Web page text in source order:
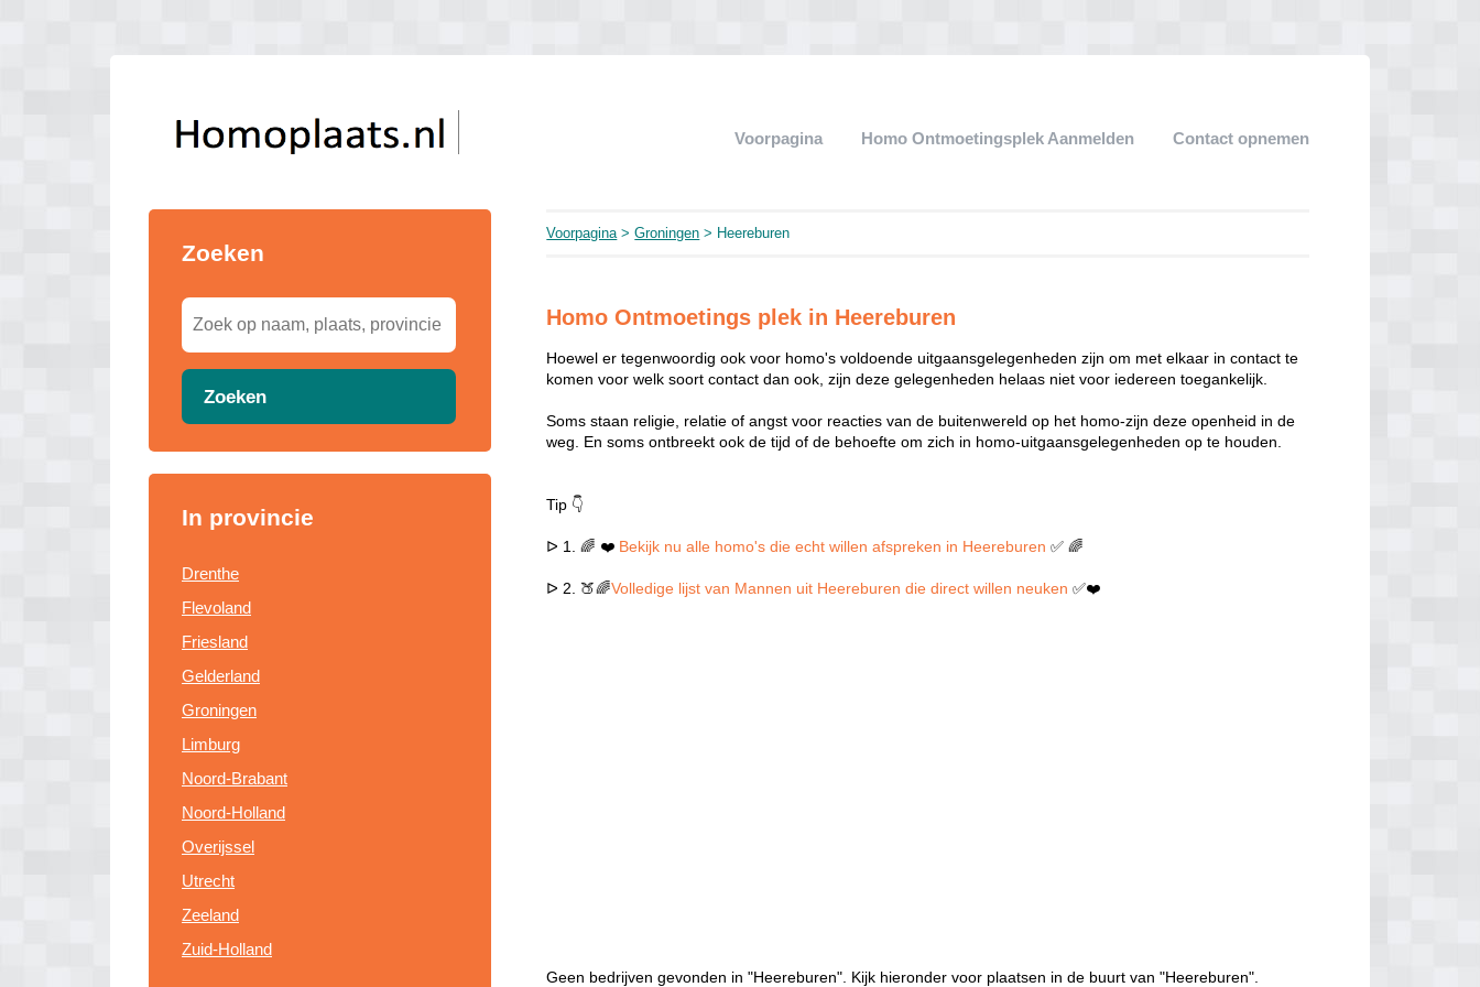
Voorpagina Homo Ontmoetingsplek Aanmelden Contact opnemen
Zoeken
Zoeken
In provincie
Drenthe
Flevoland
Friesland
Gelderland
Groningen
Limburg
Noord-Brabant
Noord-Holland
Overijssel
Utrecht
Zeeland
Zuid-Holland
Voorpagina>Groningen > Heereburen
Homo Ontmoetings plek in Heereburen
Hoewel er tegenwoordig ook voor homo's voldoende uitgaansgelegenheden zijn om met elkaar in contact te
komen voor welk soort contact dan ook, zijn deze gelegenheden helaas niet voor iedereen toegankelijk.
Soms staan religie, relatie of angst voor reacties van de buitenwereld op het homo-zijn deze openheid in de
weg. En soms ontbreekt ook de tijd of de behoefte om zich in homo-uitgaansgelegenheden op te houden.
Tip 👇
ᐅ 1. 🌈 ❤️ Bekijk nu alle homo's die echt willen afspreken in Heereburen ✅ 🌈
ᐅ 2. 🍑🌈Volledige lijst van Mannen uit Heereburen die direct willen neuken✅❤️
Geen bedrijven gevonden in "Heereburen". Kijk hieronder voor plaatsen in de buurt van "Heereburen".